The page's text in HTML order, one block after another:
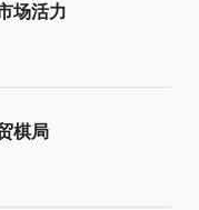
场活力
棋局